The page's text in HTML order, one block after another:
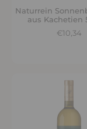
Naturrein
aus Kachetien
€10,34